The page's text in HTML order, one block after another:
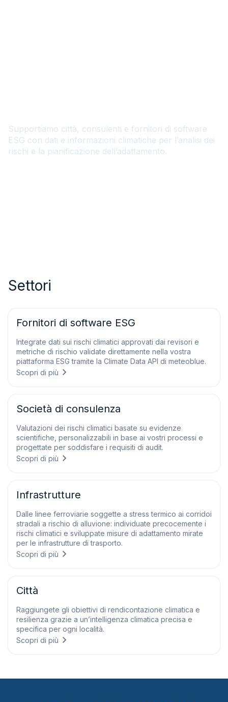
Supportiamo città, consulenti e fornitori di software
ESG con dati e informazioni climatiche per l’analisi dei
rischi e la pianificazione dell’adattamento.
Settori
Fornitori di software ESG
Integrate dati sui rischi climatici approvati dai revisori e
metriche di rischio validate direttamente nella vostra
piattaforma ESG tramite la Climate Data API di meteoblue.
Scopri di più
Società di consulenza
Valutazioni dei rischi climatici basate su evidenze
scientifiche, personalizzabili in base ai vostri processi e
progettate per soddisfare i requisiti di audit.
Scopri di più
Infrastrutture
Dalle linee ferroviarie soggette a stress termico ai corridoi
stradali a rischio di alluvione: individuate precocemente i
rischi climatici e sviluppate misure di adattamento mirate
per le infrastrutture di trasporto.
Scopri di più
Città
Raggiungete gli obiettivi di rendicontazione climatica e
resilienza grazie a un’intelligenza climatica precisa e
specifica per ogni località.
Scopri di più